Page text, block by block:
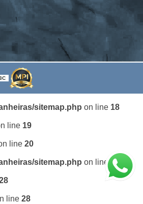
sitemap.php on line 18
line 19
line 20
sitemap.php on line 27
line 28